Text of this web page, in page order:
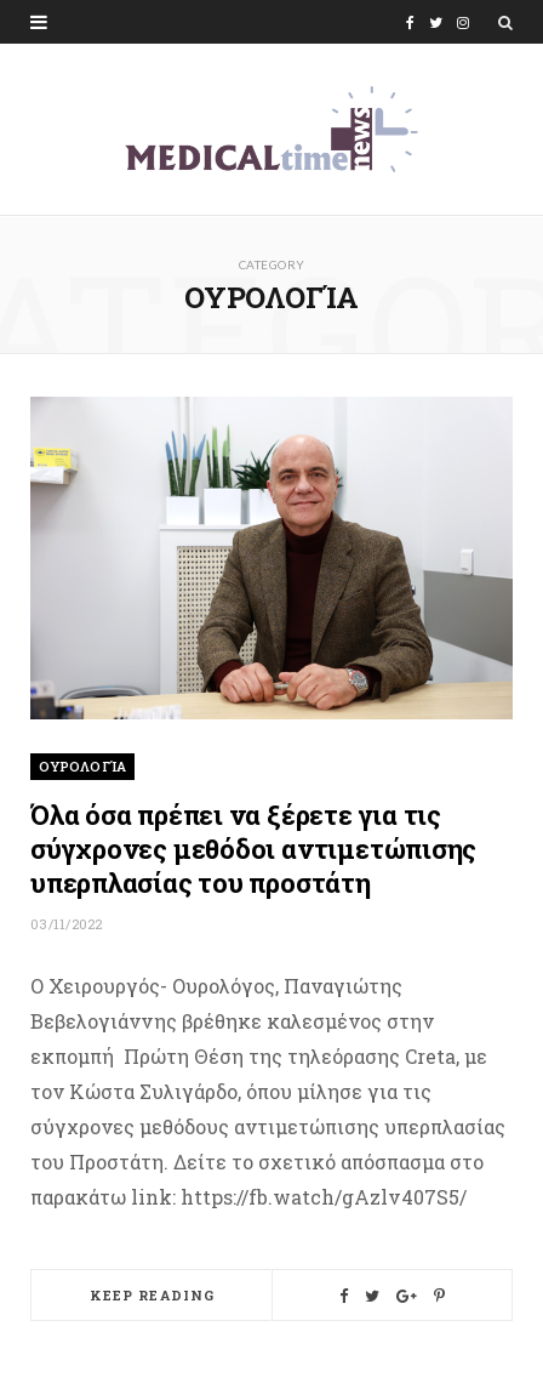
T I
CATEGORY
ΟΥΡΟΛΟΓΊΑ
ΟΥΡΟΛΟΓΊΑ
Όλα όσα πρέπει να ξέρετε για τις
σύγχρονες μεθόδοι αντιμετώπισης
υπερπλασίας του προστάτη
03/11/2022
O Χειρουργός- Ουρολόγος, Παναγιώτης
Βεβελογιάννης βρέθηκε καλεσμένος στην
εκπομπή Πρώτη Θέση της τηλεόρασης Creta, με
τον Κώστα Συλιγάρδο, όπου μίλησε για τις
σύγχρονες μεθόδους αντιμετώπισης υπερπλασίας
του Προστάτη. Δείτε το σχετικό απόσπασμα στο
παρακάτω link: https://fb.watch/gAzlv407S5/
KEEP READING